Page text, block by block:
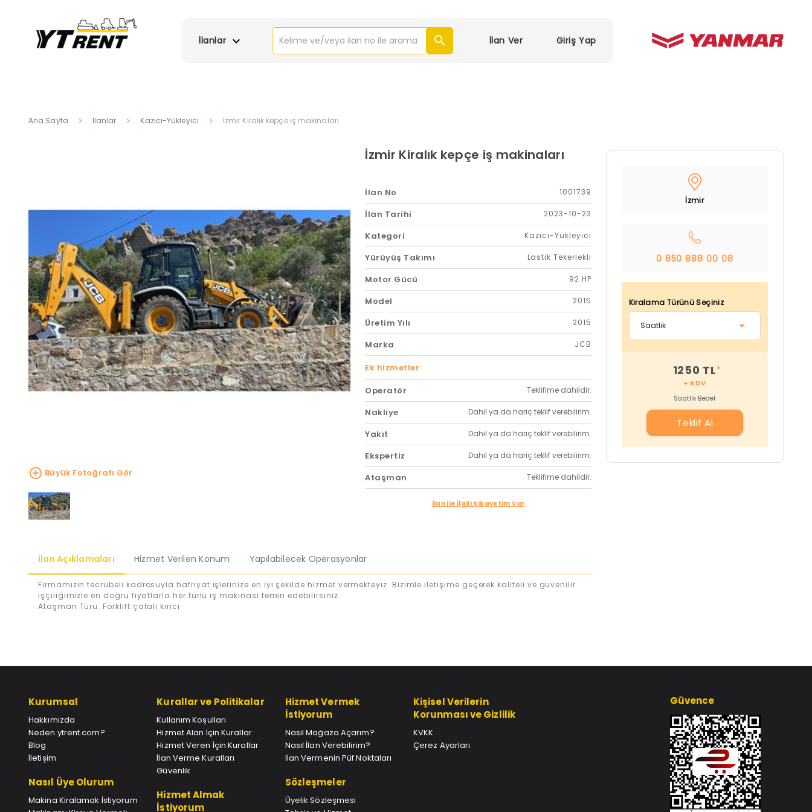
İlanlar İlan Ver Giriş Yap
Ana Sayfa İlanlar Kazıcı-Yükleyici İzmir Kiralık kepçe iş makinaları
Büyük Fotoğrafı Gör
İzmir Kiralık kepçe iş makinaları
İlan No 1001739
İlan Tarihi 2023-10-23
Kategori Kazıcı-Yükleyici
Yürüyüş Takımı Lastik Tekerlekli
Motor Gücü 92 HP
Model 2015
Üretim Yılı 2015
Marka JCB
Ek hizmetler
Operatör
Teklifime dahildir.
Nakliye Dahil ya da hariç teklif verebilirim.
Yakıt Dahil ya da hariç teklif verebilirim.
Ekspertiz Dahil ya da hariç teklif verebilirim.
Ataşman Teklifime dahildir.
İlan ile İlgili Şikayetim Var
İlan Açıklamaları Hizmet Verilen Konum Yapılabilecek Operasyonlar
Firmamızın tecrübeli kadrosuyla hafriyat işlerinize en iyi şekilde hizmet vermekteyiz. Bizimle iletişime geçerek kaliteli ve güvenilir
işçiliğimizle en doğru fiyatlarla her türlü iş makinası temin edebilirsiniz.
Ataşman Türü: Forklift çatalı kırıcı
İzmir
0 850 888 00 08
Kiralama Türünü Seçiniz
1250 TL*
+ KDV
Saatlik Bedel
Teklif Al
Kurumsal
Hakkımızda
Neden ytrent.com?
Blog
İletişim
Nasıl Üye Olurum
Makina Kiralamak İstiyorum
Kurallar ve Politikalar
Kullanım Koşulları
Hizmet Alan İçin Kurallar
Hizmet Veren İçin Kurallar
İlan Verme Kuralları
Güvenlik
Hizmet Almak
İstiyorum
Hizmet Vermek
İstiyorum
Nasıl Mağaza Açarım?
Nasıl İlan Verebilirim?
İlan Vermenin Püf Noktaları
Sözleşmeler
Üyelik Sözleşmesi
Kişisel Verilerin
Korunması ve Gizlilik
KVKK
Çerez Ayarları
Güvence